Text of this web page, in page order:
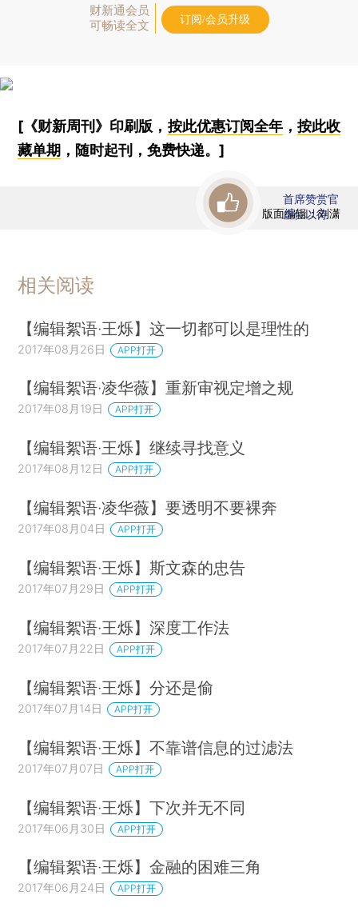
财新通会员
可畅读全文
订阅/会员升级
[《财新周刊》印刷版， 按此优惠订阅全年， 按此收
藏单期 ，随时起刊，免费快递。]
版面编辑：刘潇
首席赞赏官
虚位以待
相关阅读
【编辑絮语·王烁】这一切都可以是理性的
2017年08月26日 APP打开
【编辑絮语·凌华薇】重新审视定增之规
2017年08月19日 APP打开
【编辑絮语·王烁】继续寻找意义
2017年08月12日 APP打开
【编辑絮语·凌华薇】要透明不要裸奔
2017年08月04日 APP打开
【编辑絮语·王烁】斯文森的忠告
2017年07月29日 APP打开
【编辑絮语·王烁】深度工作法
2017年07月22日 APP打开
【编辑絮语·王烁】分还是偷
2017年07月14日 APP打开
【编辑絮语·王烁】不靠谱信息的过滤法
2017年07月07日 APP打开
【编辑絮语·王烁】下次并无不同
2017年06月30日 APP打开
【编辑絮语·王烁】金融的困难三角
2017年06月24日 APP打开